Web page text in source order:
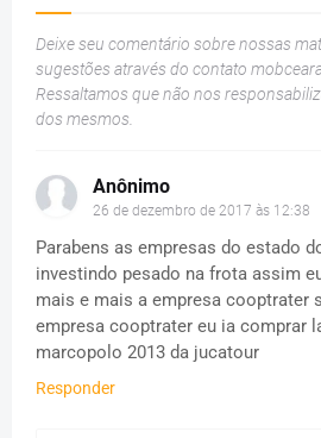
Deixe seu comentário sobre nossas
sugestões através do contato
Ressaltamos que não nos
dos mesmos.
Anônimo
26 de dezembro de 2017 às 12:38
Parabens as empresas do estado
investindo pesado na frota assim
mais e mais a empresa cooptrater
empresa cooptrater eu ia comprar
marcopolo 2013 da jucatour
Responder